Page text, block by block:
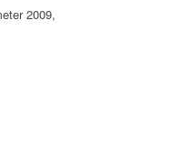
2009,